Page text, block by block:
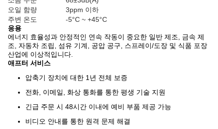
오일 함량
3ppm 이하
주변 온도
-5°C ~ +45°C
응용
에너지 효율성과 안정적인 연속 작동이 중요한 일반 제조, 금속 제
조, 자동차 조립, 섬유 기계, 공압 공구, 스프레이/도장 및 식품 포장
산업에 이상적입니다.
애프터 서비스
압축기 장치에 대한 1년 전체 보증
전화, 이메일, 화상 통화를 통한 평생 기술 지원
긴급 주문 시 48시간 이내에 예비 부품 제공 가능
비디오 안내를 통한 원격 문제 해결